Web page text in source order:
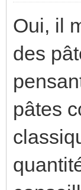
Oui, il
des
pâtes